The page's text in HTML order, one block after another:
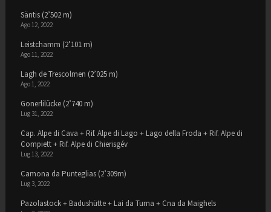
Säntis (2’502 m)
Ago 12, 2022
Leistchamm (2’101 m)
Ago 11, 2022
Lagh de Trescolmen (2’025 m)
Ago 1, 2022
Gonerlilücke (2’740 m)
Lug 31, 2022
Cap. Alpe di Cava + Rif. Alpe di Lago + Lago della Froda + Rif. Alpe di
Compiett + Rif. Alpe di Chierisgév
Lug 13, 2022
Camona da Punteglias (2’309m)
Lug 3, 2022
Pazolastock + Badushütte + Lai da Tuma + Cna da Maighels